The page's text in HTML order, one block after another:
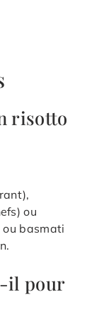
risotto
ou
basmati
il pour